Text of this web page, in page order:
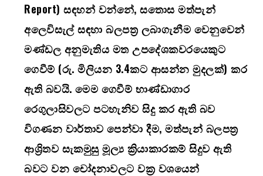
Report) සඳහන් වන්නේ, සතොස මත්පැන්
අලෙවිසැල් සඳහා බලපත්‍ර ලබාගැනීම වෙනුවෙන්
මණ්ඩල අනුමැතිය මත උපදේශකවරයෙකුට
ගෙවීම් (රු. මිලියන 3.4කට ආසන්න මුදලක්) කර
ඇති බවයි. මෙම ගෙවීම් භාණ්ඩාගාර
රෙගුලාසිවලට පටහැනිව සිදු කර ඇති බව
විගණන වාර්තාව පෙන්වා දීම, මත්පැන් බලපත්‍ර
ආශ්‍රිතව සැකමුසු මූල්‍ය ක්‍රියාකාරකම් සිදුව ඇති
බවට වන චෝදනාවලට වක්‍ර වශයෙන්